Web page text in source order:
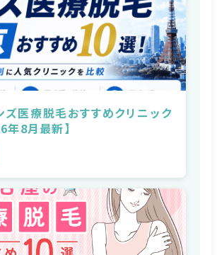
ズ医療脱毛おすすめクリニック
年8月最新】